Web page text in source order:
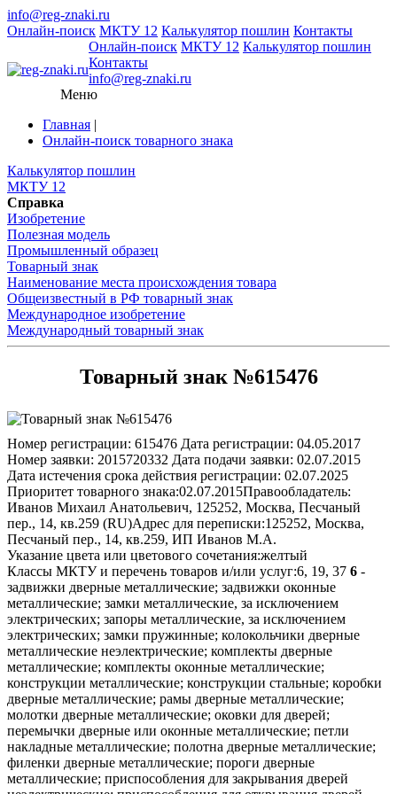
info@reg-znaki.ru
Онлайн-поиск МКТУ 12 Калькулятор пошлин Контакты
Онлайн-поиск МКТУ 12 Калькулятор пошлин
Контакты
info@reg-znaki.ru
Меню
Главная |
Онлайн-поиск товарного знака
Калькулятор пошлин
МКТУ 12
Справка
Изобретение
Полезная модель
Промышленный образец
Товарный знак
Наименование места происхождения товара
Общеизвестный в РФ товарный знак
Международное изобретение
Международный товарный знак
Товарный знак №615476
Номер регистрации: 615476 Дата регистрации: 04.05.2017
Номер заявки: 2015720332 Дата подачи заявки: 02.07.2015
Дата истечения срока действия регистрации: 02.07.2025
Приоритет товарного знака:02.07.2015Правообладатель:
Иванов Михаил Анатольевич, 125252, Москва, Песчаный
пер., 14, кв.259 (RU)Адрес для переписки:125252, Москва,
Песчаный пер., 14, кв.259, ИП Иванов М.А.
Указание цвета или цветового сочетания:желтый
Классы МКТУ и перечень товаров и/или услуг:6, 19, 37 6 -
задвижки дверные металлические; задвижки оконные
металлические; замки металлические, за исключением
электрических; запоры металлические, за исключением
электрических; замки пружинные; колокольчики дверные
металлические неэлектрические; комплекты дверные
металлические; комплекты оконные металлические;
конструкции металлические; конструкции стальные; коробки
дверные металлические; рамы дверные металлические;
молотки дверные металлические; оковки для дверей;
перемычки дверные или оконные металлические; петли
накладные металлические; полотна дверные металлические;
филенки дверные металлические; пороги дверные
металлические; приспособления для закрывания дверей